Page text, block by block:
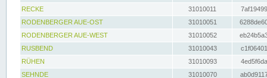
RECKE
31010011
RODENBERGER AUE-OST
31010051
RODENBERGER AUE-WEST
31010052
RUSBEND
31010043
RÜHEN
31010093
SEHNDE
31010070